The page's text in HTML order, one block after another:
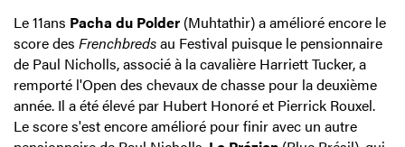
Le 11ans Pacha du Polder (Muhtathir) a amélioré encore le
score des Frenchbredsau Festival puisque le pensionnaire
de Paul Nicholls, associé à la cavalière Harriett Tucker, a
remporté l'Open des chevaux de chasse pour la deuxième
année. Il a été élevé par Hubert Honoré et Pierrick Rouxel.
Le score s'est encore amélioré pour finir avec un autre